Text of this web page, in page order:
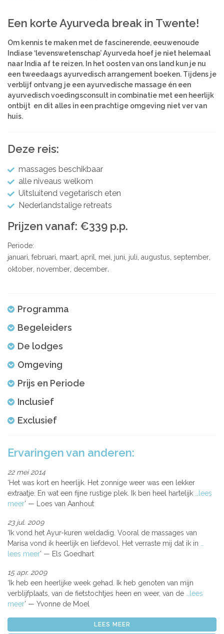
Workshops
Alle retreats
India
Nepal
Sri Lanka
Thailand
Afrika
Een korte Ayurveda break in Twente!
Om kennis te maken met de fascinerende, eeuwenoude
Indiase ‘levenswetenschap’ Ayurveda hoef je niet helemaal
naar India af te reizen. In het oosten van ons land kun je nu
een tweedaags ayurvedisch arrangement boeken. Tijdens je
verblijf ontvang je een ayurvedische massage én een
ayurvedisch voedingsconsult in combinatie met een heerlijk
ontbijt en dit alles in een prachtige omgeving niet ver van
huis.
Deze reis:
massages beschikbaar
alle niveaus welkom
Uitsluitend vegetarisch eten
Nederlandstalige retreats
Prijzen vanaf: €339 p.p.
Periode:
januari februari maart april mei juni juli augustus september
oktober november december
Programma
Begeleiders
De lodges
Omgeving
Prijs en Periode
Inclusief
Exclusief
Ervaringen van anderen:
22 mei 2014
Het was kort en heerlijk. Het zonnige weer was een lekker
extraatje. En wat een fijne rustige plek. Ik ben heel hartelijk
…lees
meer
Loes van Aanhout
23 jul. 2009
Ik vond het Ayur-kuren weldadig. Vooral de massages van
Marisa vond ik heerlijk en liefdevol. Het verraste mij dat ik in
lees meer
Els Goedhart
15 apr. 2009
Ik heb een heerlijke week gehad. Ik heb genoten van mijn
verblijfplaats, van de fietstochtjes heen en weer, van de
…lees
meer
Yvonne de Moel
LEES MEER